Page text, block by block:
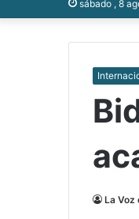
sábado , 8
La Voz